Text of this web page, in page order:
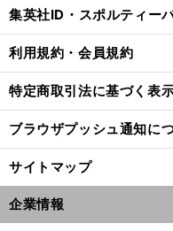
集英社ID・スポルティー
利用規約・会員規約
特定商取引法に基づく表
ブラウザプッシュ通知に
サイトマップ
企業情報